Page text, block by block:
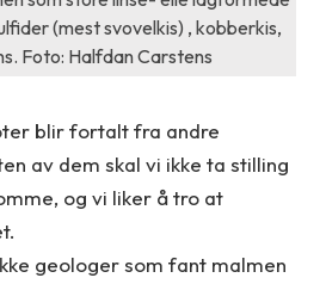
(mest svovelkis) , kobberkis,
Foto: Halfdan Carstens
blir fortalt fra andre
av dem skal vi ikke ta stilling
og vi liker å tro at
geologer som fant malmen